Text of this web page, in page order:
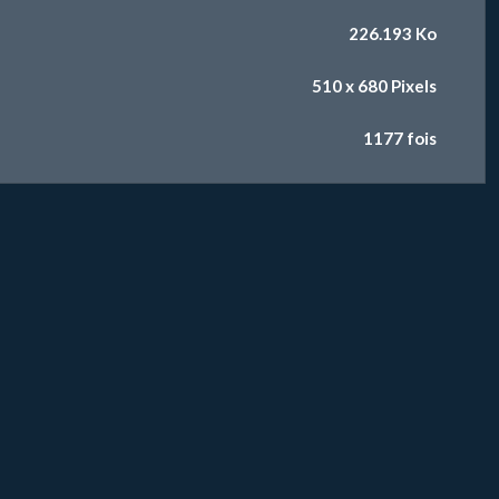
226.193 Ko
510 x 680 Pixels
1177 fois